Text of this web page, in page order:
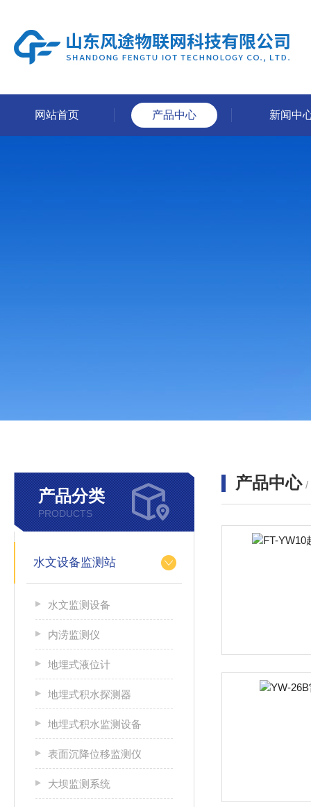
网站首页 产品中心 新闻中
产品分类
PRODUCTS
水文设备监测站
水文监测设备
内涝监测仪
地埋式液位计
地埋式积水探测器
地埋式积水监测设备
表面沉降位移监测仪
大坝监测系统
产品中心 /